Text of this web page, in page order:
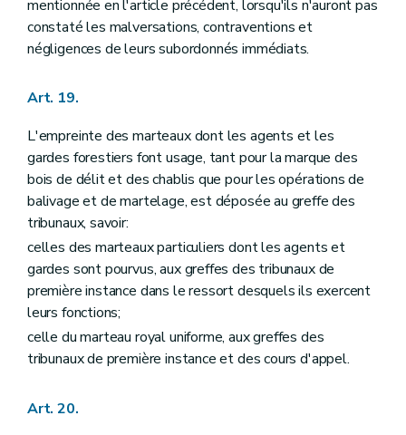
mentionnée en l'article précédent, lorsqu'ils n'auront pas
constaté les malversations, contraventions et
négligences de leurs subordonnés immédiats.
Art. 19.
L'empreinte des marteaux dont les agents et les
gardes forestiers font usage, tant pour la marque des
bois de délit et des chablis que pour les opérations de
balivage et de martelage, est déposée au greffe des
tribunaux, savoir:
celles des marteaux particuliers dont les agents et
gardes sont pourvus, aux greffes des tribunaux de
première instance dans le ressort desquels ils exercent
leurs fonctions;
celle du marteau royal uniforme, aux greffes des
tribunaux de première instance et des cours d'appel.
Art. 20.